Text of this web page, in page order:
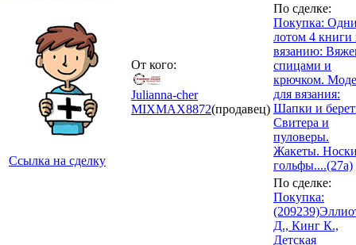
Ссылка на сделку
От кого:
Julianna-cher
MIXMAX8872(продавец)
По сделке:
Покупка:
лотом 4 книги
вязанию:
спицами и
крючком.
для вязания:
Шапки и
Свитера и
пуловеры.
Жакеты.
гольфы....(27а)
По сделке:
Покупка:
Д., Кинг К.,
Детская